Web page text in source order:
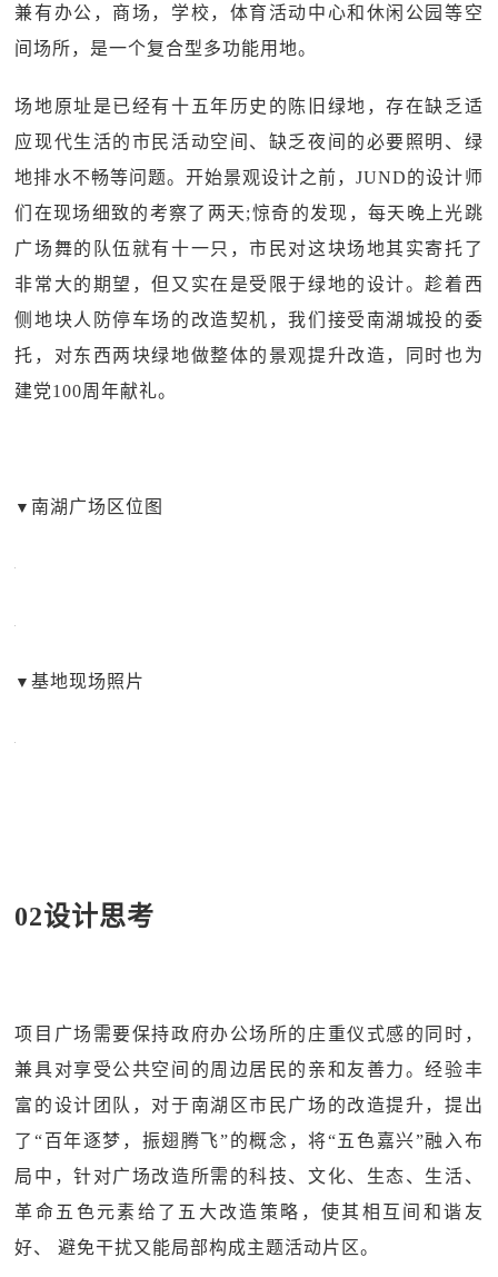
兼有办公，商场，学校，体育活动中心和休闲公园等空
间场所，是一个复合型多功能用地。
场地原址是已经有十五年历史的陈旧绿地，存在缺乏适
应现代生活的市民活动空间、缺乏夜间的必要照明、绿
地排水不畅等问题。开始景观设计之前，JUND的设计师
们在现场细致的考察了两天;惊奇的发现，每天晚上光跳
广场舞的队伍就有十一只，市民对这块场地其实寄托了
非常大的期望，但又实在是受限于绿地的设计。趁着西
侧地块人防停车场的改造契机，我们接受南湖城投的委
托，对东西两块绿地做整体的景观提升改造，同时也为
建党100周年献礼。
▼ 南湖广场区位图
▼基地现场照片
02设计思考
项目广场需要保持政府办公场所的庄重仪式感的同时，
兼具对享受公共空间的周边居民的亲和友善力。经验丰
富的设计团队，对于南湖区市民广场的改造提升，提出
了“百年逐梦，振翅腾飞”的概念，将“五色嘉兴”融入布
局中，针对广场改造所需的科技、文化、生态、生活、
革命五色元素给了五大改造策略，使其相互间和谐友
好、 避免干扰又能局部构成主题活动片区。